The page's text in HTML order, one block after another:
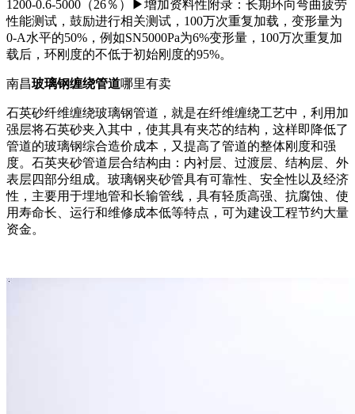
1200-0.6-5000（26％）▶增加资料性附录：长期环向弯曲疲劳
性能测试，鼓励进行相关测试，100万次重复加载，变形量为
0-A水平的50%，例如SN5000Pa为6%变形量，100万次重复加
载后，环刚度的不低于初始刚度的95%。
南昌玻璃钢缠绕管道哪里有卖
石英砂纤维缠绕玻璃钢管道，就是在纤维缠绕工艺中，利用加
强层将石英砂夹入其中，使其具有夹芯的结构，这样即降低了
管道的玻璃钢综合造价成本，又提高了管道的整体刚度和强
度。石英夹砂管道层合结构由：内衬层、过渡层、结构层、外
表层四部分组成。玻璃钢夹砂管具有可靠性、安全性以及经济
性，主要用于埋地管和长输管线，具有轻质高强、抗腐蚀、使
用寿命长、运行和维修成本低等特点，可为建设工程节约大量
资金。